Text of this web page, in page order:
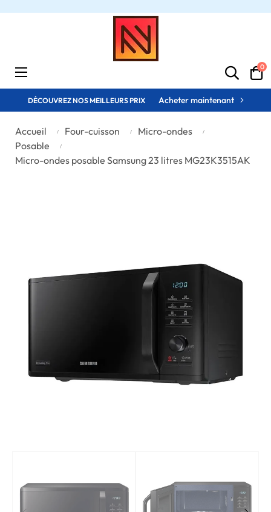
Basculer
la
navigation
☰ 0
DÉCOUVREZ NOS MEILLEURS PRIX Acheter maintenant
Accueil Four-cuisson
Micro-ondes
Posable
Micro-ondes posable Samsung 23 litres MG23K3515AK